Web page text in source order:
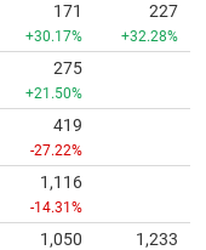
171
+30.17%
227
+32.28%
275
+21.50%
419
-27.22%
1,116
-14.31%
1,050 1,233